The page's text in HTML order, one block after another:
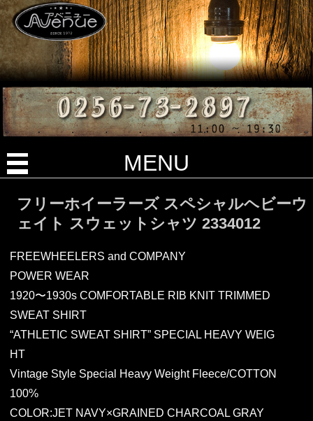
MENU
フリーホイーラーズ スペシャルヘビーウ
ェイト スウェットシャツ 2334012
FREEWHEELERS and COMPANY
POWER WEAR
1920〜1930s COMFORTABLE RIB KNIT TRIMMED
SWEAT SHIRT
“ATHLETIC SWEAT SHIRT” SPECIAL HEAVY WEIG
HT
Vintage Style Special Heavy Weight Fleece/COTTON
100%
COLOR:JET NAVY×GRAINED CHARCOAL GRAY